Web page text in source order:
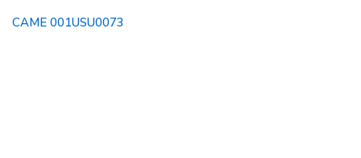
CAME 001USU0073